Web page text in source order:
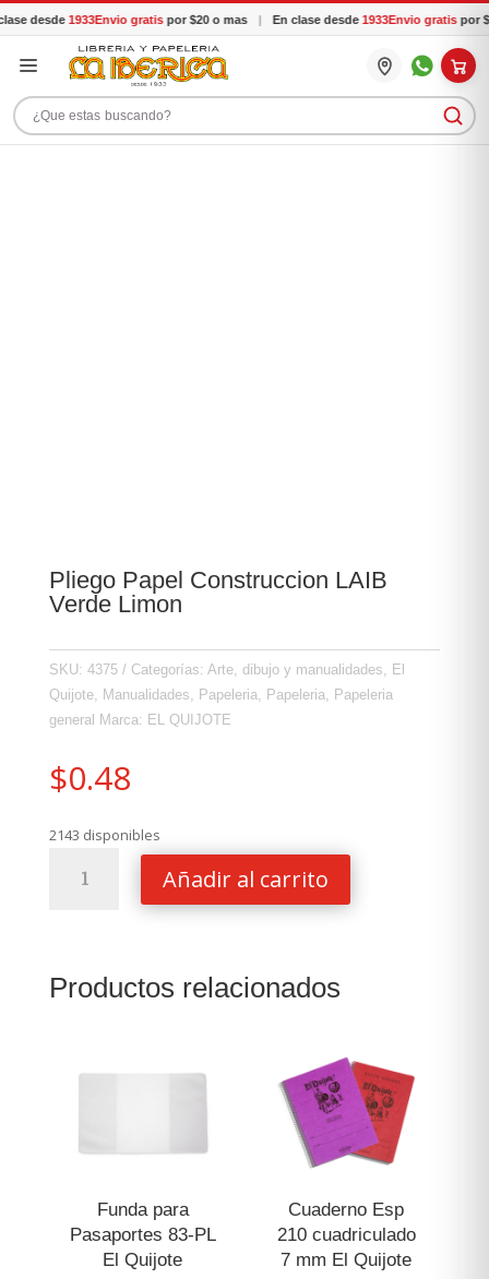
desde1933Envio gratispor $20 o mas En clase desde1933Envio gratispor
Buscar productos
Pliego Papel Construccion LAIB
Verde Limon
SKU: 4375 Categorías: Arte, dibujo y manualidades, El
Quijote, Manualidades, Papeleria, Papeleria, Papeleria
general Marca: EL QUIJOTE
$0.48
2143 disponibles
Papel
Limon
Añadir al carrito
Productos relacionados
Funda para
Pasaportes 83-PL
El Quijote
Cuaderno Esp
210 cuadriculado
7 mm El Quijote